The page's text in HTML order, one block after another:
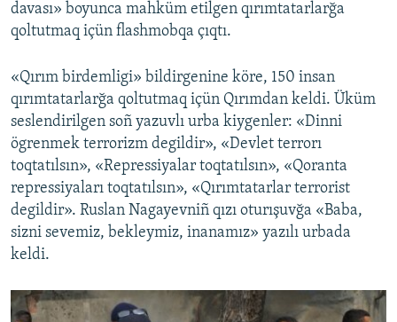
davası» boyunca mahküm etilgen qırımtatarlarğa
qoltutmaq içün flashmobqa çıqtı.
«Qırım birdemligi» bildirgenine köre, 150 insan
qırımtatarlarğa qoltutmaq içün Qırımdan keldi. Üküm
seslendirilgen soñ yazuvlı urba kiygenler: «Dinni
ögrenmek terrorizm degildir», «Devlet terrorı
toqtatılsın», «Repressiyalar toqtatılsın», «Qoranta
repressiyaları toqtatılsın», «Qırımtatarlar terrorist
degildir». Ruslan Nagayevniñ qızı oturışuvğa «Baba,
sizni sevemiz, bekleymiz, inanamız» yazılı urbada
keldi.